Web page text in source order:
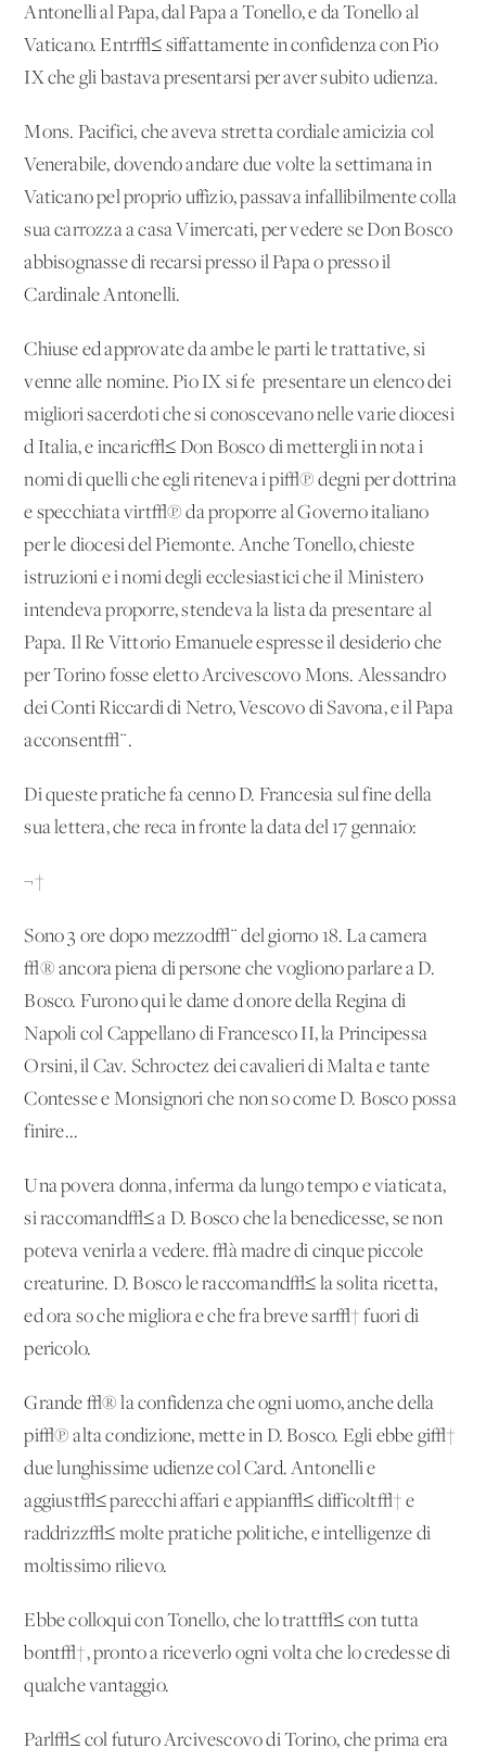
Antonelli al Papa, dal Papa a Tonello, e da Tonello al
Vaticano. Entr√≤ siffattamente in confidenza con Pio
IX che gli bastava presentarsi per aver subito udienza.
Mons. Pacifici, che aveva stretta cordiale amicizia col
Venerabile, dovendo andare due volte la settimana in
Vaticano pel proprio uffizio, passava infallibilmente colla
sua carrozza a casa Vimercati, per vedere se Don Bosco
abbisognasse di recarsi presso il Papa o presso il
Cardinale Antonelli.
Chiuse ed approvate da ambe le parti le trattative, si
venne alle nomine. Pio IX si fe' presentare un elenco dei
migliori sacerdoti che si conoscevano nelle varie diocesi
d'Italia, e incaric√≤ Don Bosco di mettergli in nota i
nomi di quelli che egli riteneva i pi√π degni per dottrina
e specchiata virt√π da proporre al Governo italiano
per le diocesi del Piemonte. Anche Tonello, chieste
istruzioni e i nomi degli ecclesiastici che il Ministero
intendeva proporre, stendeva la lista da presentare al
Papa. Il Re Vittorio Emanuele espresse il desiderio che
per Torino fosse eletto Arcivescovo Mons. Alessandro
dei Conti Riccardi di Netro, Vescovo di Savona, e il Papa
acconsent√¨.
Di queste pratiche fa cenno D. Francesia sul fine della
sua lettera, che reca in fronte la data del 17 gennaio:
¬†
Sono 3 ore dopo mezzod√¨ del giorno 18. La camera
√® ancora piena di persone che vogliono parlare a D.
Bosco. Furono qui le dame d'onore della Regina di
Napoli col Cappellano di Francesco II, la Principessa
Orsini, il Cav. Schroctez dei cavalieri di Malta e tante
Contesse e Monsignori che non so come D. Bosco possa
finire...
Una povera donna, inferma da lungo tempo e viaticata,
si raccomand√≤ a D. Bosco che la benedicesse, se non
poteva venirla a vedere. √à madre di cinque piccole
creaturine. D. Bosco le raccomand√≤ la solita ricetta,
ed ora so che migliora e che fra breve sar√† fuori di
pericolo.
Grande √® la confidenza che ogni uomo, anche della
pi√π alta condizione, mette in D. Bosco. Egli ebbe gi√†
due lunghissime udienze col Card. Antonelli e
aggiust√≤ parecchi affari e appian√≤ difficolt√† e
raddrizz√≤ molte pratiche politiche, e intelligenze di
moltissimo rilievo.
Ebbe colloqui con Tonello, che lo tratt√≤ con tutta
bont√†, pronto a riceverlo ogni volta che lo credesse di
qualche vantaggio.
Parl√≤ col futuro Arcivescovo di Torino, che prima era